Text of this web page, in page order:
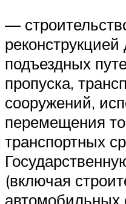
—
реконструкцией
подъездных
пропуска,
сооружений,
перемещения
транспортных
(включая
автомобильных